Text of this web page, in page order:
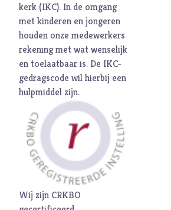
O
Oorlog
P
Pinksteren
Pijn
Pinksteren
Politiek
Porno
Racisme
Relatie
Religie
Schepping
Schoonheid
kerk (IKC). In de omgang
met kinderen en jongeren
houden onze medewerkers
rekening met wat wenselijk
en toelaatbaar is. De IKC-
gedragscode wil hierbij een
hulpmiddel zijn.
Wij zijn CRKBO